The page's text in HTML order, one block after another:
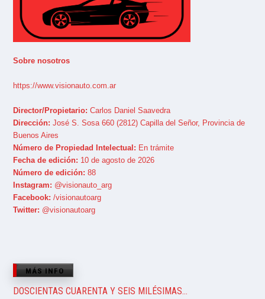
Sobre nosotros
https://www.visionauto.com.ar
Director/Propietario: Carlos Daniel Saavedra
Dirección: José S. Sosa 660 (2812) Capilla del Señor, Provincia de
Buenos Aires
Número de Propiedad Intelectual: En trámite
Fecha de edición: 10 de agosto de 2026
Número de edición: 88
Instagram: @visionauto_arg
Facebook: /visionautoarg
Twitter: @visionautoarg
MÁS INFO
DOSCIENTAS CUARENTA Y SEIS MILÉSIMAS…